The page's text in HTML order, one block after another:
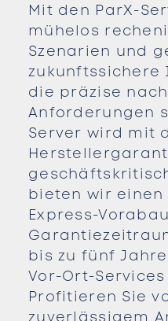
Mit den ParX-
mühelos
Szenarien und
zukunftssichere
die präzise
Anforderungen
Server wird mit
bieten wir einen
Express-
bis zu fünf
Vor-Ort-
Profitieren Sie
zuverlässigem